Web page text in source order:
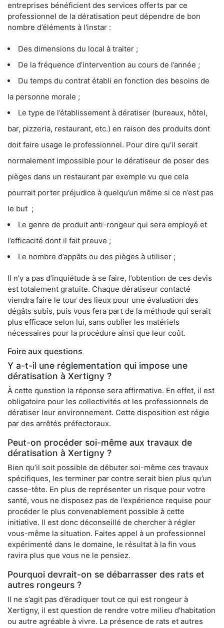
entreprises bénéficient des services offerts par ce
professionnel de la dératisation peut dépendre de bon
nombre d’éléments à l'instar :
Des dimensions du local à traiter ;
De la fréquence d’intervention au cours de l’année ;
Du temps du contrat établi en fonction des besoins de
la personne morale ;
Le type de l’établissement à dératiser (bureaux, hôtel,
bar, pizzeria, restaurant, etc.) en raison des produits dont
doit faire usage le professionnel. Pour dire qu’il serait
normalement impossible pour le dératiseur de poser des
pièges dans un restaurant par exemple vu que cela
pourrait porter préjudice à quelqu’un même si ce n’est pas
le but ;
Le genre de produit anti-rongeur qui sera employé et
l’efficacité dont il fait preuve ;
Le nombre d’appâts ou des pièges à utiliser ;
Il n’y a pas d’inquiétude à se faire, l’obtention de ces devis
est totalement gratuite. Chaque dératiseur contacté
viendra faire le tour des lieux pour une évaluation des
dégâts subis, puis vous fera part de la méthode qui serait
plus efficace selon lui, sans oublier les matériels
nécessaires pour la procédure ainsi que leur coût.
Foire aux questions
Y a-t-il une réglementation qui impose une
dératisation à Xertigny ?
À cette question la réponse sera affirmative. En effet, il est
obligatoire pour les collectivités et les professionnels de
dératiser leur environnement. Cette disposition est régie
par des arrêtés préfectoraux.
Peut-on procéder soi-même aux travaux de
dératisation à Xertigny ?
Bien qu’il soit possible de débuter soi-même ces travaux
spécifiques, les terminer par contre serait bien plus qu’un
casse-tête. En plus de représenter un risque pour votre
santé, vous ne disposez pas de l’expérience requise pour
procéder le plus convenablement possible à cette
initiative. Il est donc déconseillé de chercher à régler
vous-même la situation. Faites appel à un professionnel
expérimenté dans le domaine, le résultat à la fin vous
ravira plus que vous ne le pensiez.
Pourquoi devrait-on se débarrasser des rats et
autres rongeurs ?
Il ne s’agit pas d’éradiquer tout ce qui est rongeur à
Xertigny, il est question de rendre votre milieu d’habitation
ou autre agréable à vivre. La présence de rats et autres